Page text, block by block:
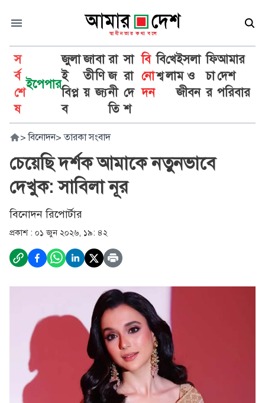
স
র্ব
শে
ষ
ইপেপার
জুলা
ই
বিপ্ল
ব
জা
তী
য়
বা
ণি
জ্য
রা
জ
নী
তি
সা
রা
দে
শ
বি
নো
দন
বি
শ্ব
খে
লা
ইসলা
ম ও
জীবন
ফি
চা
র
আমার
দেশ
পরিবার
> বিনোদন> তারকা সংবাদ
চেয়েছি দর্শক আমাকে নতুনভাবে
দেখুক: সাবিলা নূর
বিনোদন রিপোর্টার
প্রকাশ : ০১ জুন ২০২৬, ১৯: ৪২